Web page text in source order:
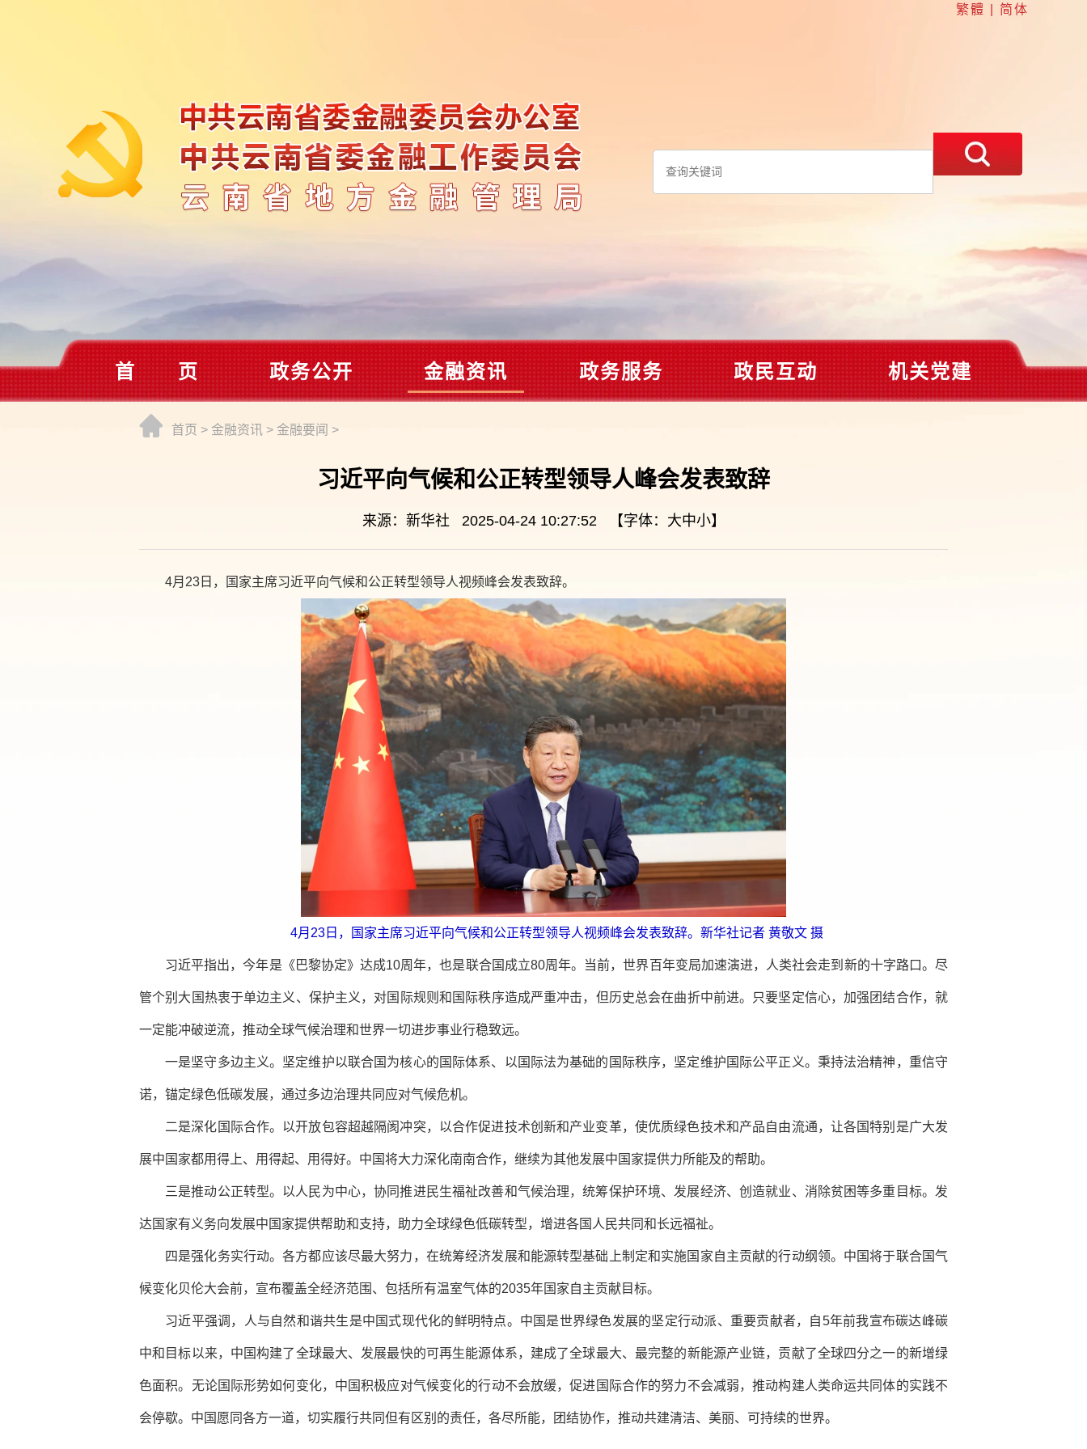
繁體 简体
首 页 政务公开 金融资讯 政务服务 政民互动 机关党建
首页 > 金融资讯 > 金融要闻 >
习近平向气候和公正转型领导人峰会发表致辞
来源：新华社 2025-04-24 10:27:52 【字体： 大中小】
4月23日，国家主席习近平向气候和公正转型领导人视频峰会发表致辞。
4月23日，国家主席习近平向气候和公正转型领导人视频峰会发表致辞。新华社记者 黄敬文 摄
习近平指出，今年是《巴黎协定》达成10周年，也是联合国成立80周年。当前，世界百年变局加速演进，人类社会走到新的十字路口。尽
管个别大国热衷于单边主义、保护主义，对国际规则和国际秩序造成严重冲击，但历史总会在曲折中前进。只要坚定信心，加强团结合作，就
一定能冲破逆流，推动全球气候治理和世界一切进步事业行稳致远。
一是坚守多边主义。坚定维护以联合国为核心的国际体系、以国际法为基础的国际秩序，坚定维护国际公平正义。秉持法治精神，重信守
诺，锚定绿色低碳发展，通过多边治理共同应对气候危机。
二是深化国际合作。以开放包容超越隔阂冲突，以合作促进技术创新和产业变革，使优质绿色技术和产品自由流通，让各国特别是广大发
展中国家都用得上、用得起、用得好。中国将大力深化南南合作，继续为其他发展中国家提供力所能及的帮助。
三是推动公正转型。以人民为中心，协同推进民生福祉改善和气候治理，统筹保护环境、发展经济、创造就业、消除贫困等多重目标。发
达国家有义务向发展中国家提供帮助和支持，助力全球绿色低碳转型，增进各国人民共同和长远福祉。
四是强化务实行动。各方都应该尽最大努力，在统筹经济发展和能源转型基础上制定和实施国家自主贡献的行动纲领。中国将于联合国气
候变化贝伦大会前，宣布覆盖全经济范围、包括所有温室气体的2035年国家自主贡献目标。
习近平强调，人与自然和谐共生是中国式现代化的鲜明特点。中国是世界绿色发展的坚定行动派、重要贡献者，自5年前我宣布碳达峰碳
中和目标以来，中国构建了全球最大、发展最快的可再生能源体系，建成了全球最大、最完整的新能源产业链，贡献了全球四分之一的新增绿
色面积。无论国际形势如何变化，中国积极应对气候变化的行动不会放缓，促进国际合作的努力不会减弱，推动构建人类命运共同体的实践不
会停歇。中国愿同各方一道，切实履行共同但有区别的责任，各尽所能，团结协作，推动共建清洁、美丽、可持续的世界。